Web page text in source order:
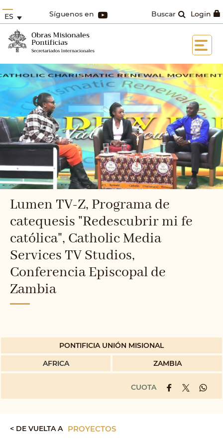
Login
Buscar
Síguenos en
ES
Lumen TV-Z, Programa de
catequesis "Redescubrir mi fe
católica", Catholic Media
Services TV Studios,
Conferencia Episcopal de
Zambia
PONTIFICIA UNIÓN MISIONAL
AFRICA
ZAMBIA
CUOTA
< DE VUELTA A PROYECTOS